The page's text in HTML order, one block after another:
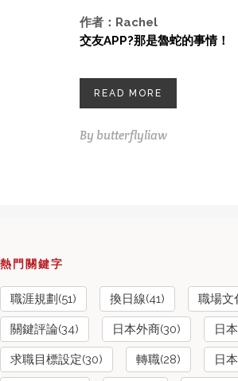
作者：Rachel
交友APP?那是魯蛇的事情！
READ MORE
By butterflyliaw
熱門關鍵字
職涯規劃(51) 換日線(41) 職場文
關鍵評論(34) 日本外商(30) 日
求職目標設定(30) 轉職(28) 日